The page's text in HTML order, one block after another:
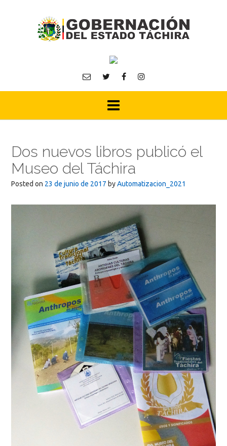
Dos nuevos libros publicó el
Museo del Táchira
Posted on 23 de junio de 2017 byAutomatizacion_2021